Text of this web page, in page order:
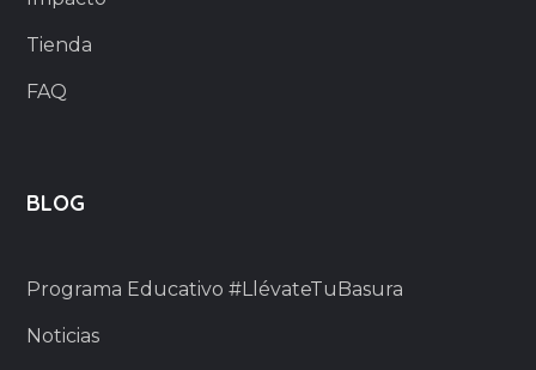
Tienda
FAQ
BLOG
Programa Educativo #LlévateTuBasura
Noticias